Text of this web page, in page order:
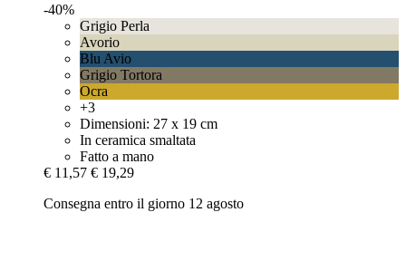
-40%
Grigio Perla
Avorio
Blu Avio
Grigio Tortora
Ocra
+3
Dimensioni: 27 x 19 cm
In ceramica smaltata
Fatto a mano
€ 11,57 € 19,29
Consegna entro il giorno 12 agosto